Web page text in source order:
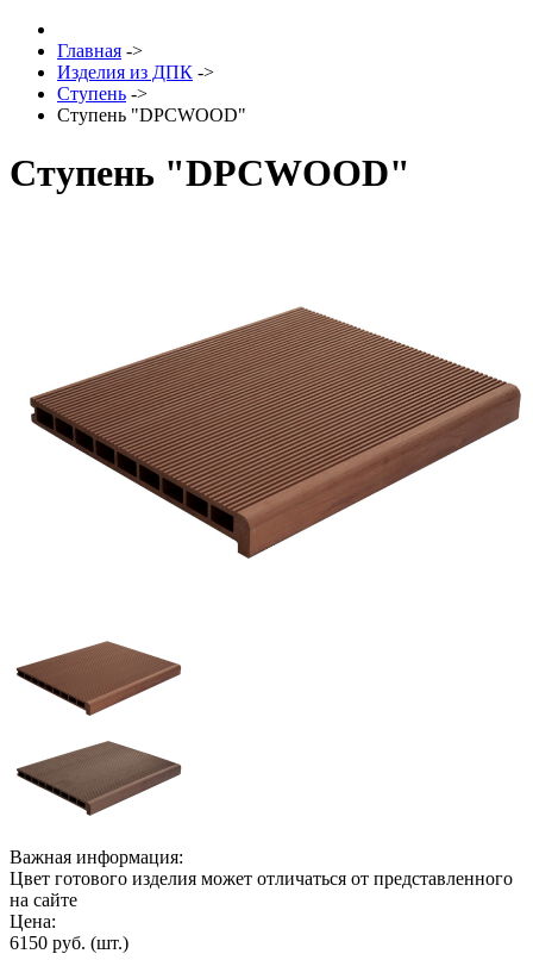
Главная ->
Изделия из ДПК ->
Ступень ->
Ступень "DPCWOOD"
Ступень "DPCWOOD"
Важная информация:
Цвет готового изделия может отличаться от представленного
на сайте
Цена:
6150 руб. (шт.)